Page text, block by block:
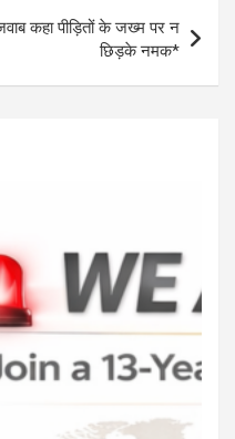
कहा पीड़ितों के जख्म पर न
छिड़के नमक*